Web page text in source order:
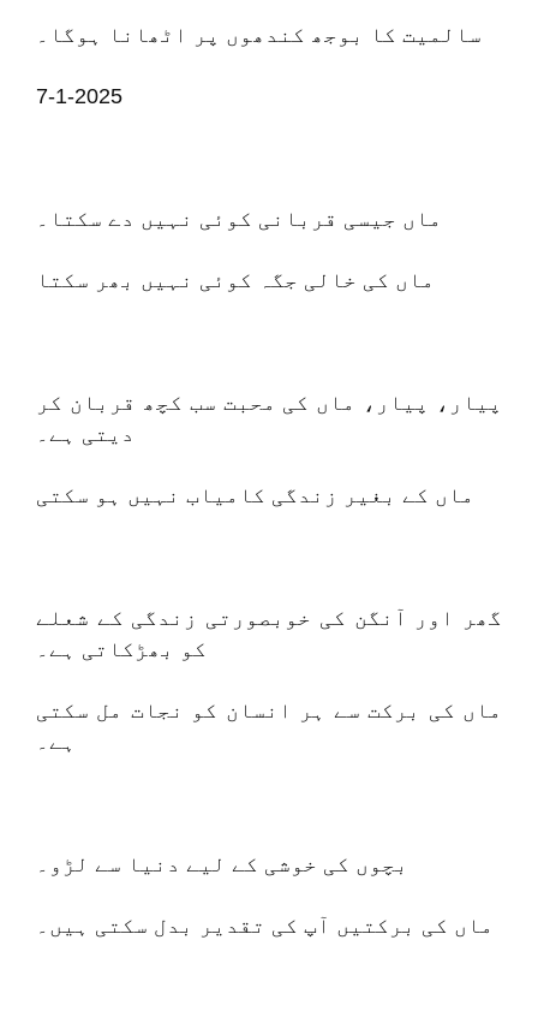
سالمیت کا بوجھ کندھوں پر اٹھانا ہوگا۔
7-1-2025
ماں جیسی قربانی کوئی نہیں دے سکتا۔
ماں کی خالی جگہ کوئی نہیں بھر سکتا
پیار، پیار، ماں کی محبت سب کچھ قربان کر
دیتی ہے۔
ماں کے بغیر زندگی کامیاب نہیں ہو سکتی
گھر اور آنگن کی خوبصورتی زندگی کے شعلے
کو بھڑکاتی ہے۔
ماں کی برکت سے ہر انسان کو نجات مل سکتی
ہے۔
بچوں کی خوشی کے لیے دنیا سے لڑو۔
ماں کی برکتیں آپ کی تقدیر بدل سکتی ہیں۔